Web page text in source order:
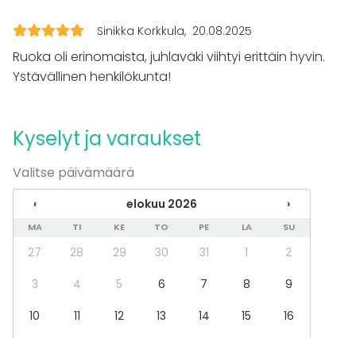
Kokous
Messut
Esitys / näytös
Elämys / aktiviteetti
Pikkujoulut
Tilatyypit
Juhlasali
Kokoushuone
Kartano / Huvila
Sinikka Korkkula 20.08.2025
Ruoka oli erinomaista, juhlaväki viihtyi erittäin hyvin.
Ystävällinen henkilökunta!
Kyselyt ja varaukset
Valitse päivämäärä
‹ elokuu 2026 ›
MA TI KE TO PE LA SU
27 28 29 30 31 1
2
3
4 5 6 7 8
9
10
11 12 13 14 15
16